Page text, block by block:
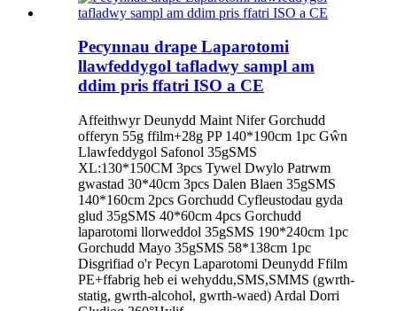
Pecynnau drape Laparotomi
llawfeddygol tafladwy sampl am
ddim pris ffatri ISO a CE
Affeithwyr Deunydd Maint Nifer Gorchudd
offeryn 55g ffilm+28g PP 140*190cm 1pc Gŵn
Llawfeddygol Safonol 35gSMS
XL:130*150CM 3pcs Tywel Dwylo Patrwm
gwastad 30*40cm 3pcs Dalen Blaen 35gSMS
140*160cm 2pcs Gorchudd Cyfleustodau gyda
glud 35gSMS 40*60cm 4pcs Gorchudd
laparotomi llorweddol 35gSMS 190*240cm 1pc
Gorchudd Mayo 35gSMS 58*138cm 1pc
Disgrifiad o'r Pecyn Laparotomi Deunydd Ffilm
PE+ffabrig heb ei wehyddu,SMS,SMMS (gwrth-
statig, gwrth-alcohol, gwrth-waed) Ardal Dorri